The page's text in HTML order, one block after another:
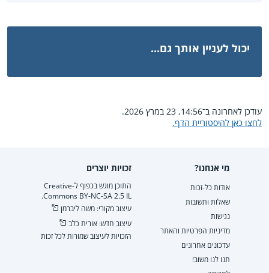
יכול לעניין אותך גם...
עודכן לאחרונה ב־14:56, 23 במרץ 2026.
לחצו כאן להיסטוריית הדף.
מי אנחנו?
אודות כל-זכות
שאלות ותשובות
נגישות
מדיניות הפרטיות והאתר
עדכונים אחרונים
תנו לנו משוב!
זכויות יוצרים
התוכן מוגש בכפוף ל-Creative
Commons BY-NC-SA 2.5 IL.
עיצוב מקורי: משה ליברמן
עיצוב חדש: אורית כלב
הזכויות לעיצוב שמורות לכל זכות